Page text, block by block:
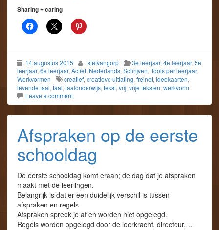
Sharing = caring
14 augustus 2015 stefvangorp 3e leerjaar, 4e leerjaar, 5e
leerjaar, 6e leerjaar, Actief, Nederlands, Schrijven, Tools per leerjaar,
Werkvormen
creatief, creatieve uitlating, freinet, ideekaarten,
levende taal, taal, taalonderwijs, tekst, vrij, vrije teksten, werkvorm
Leave a comment
Afspraken op de eerste
schooldag
De eerste schooldag komt eraan; de dag dat je afspraken
maakt met de leerlingen.
Belangrijk is dat er een duidelijk verschil is tussen
afspraken en regels.
Afspraken spreek je af en worden niet opgelegd.
Regels worden opgelegd door de leerkracht, directeur,…